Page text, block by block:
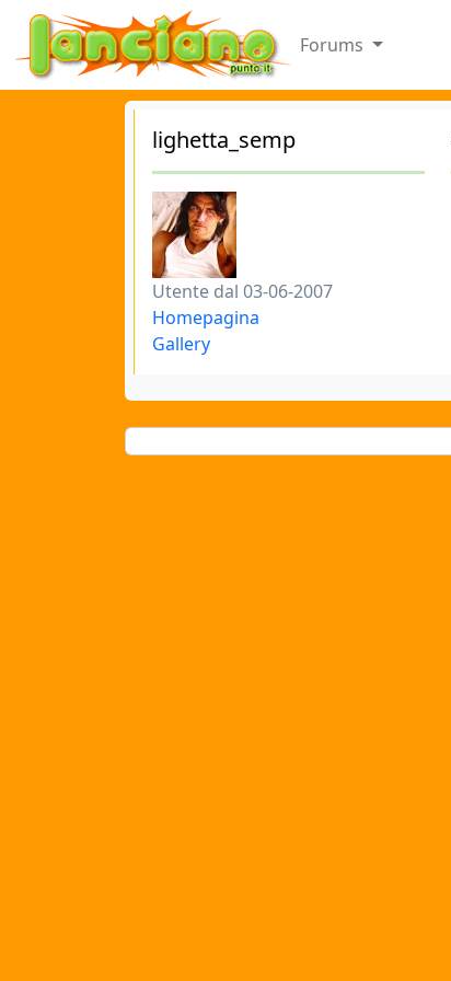
Forums
lighetta_semp
Utente dal 03-06-2007
Homepagina
Gallery